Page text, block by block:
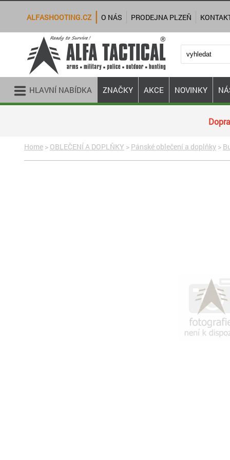
Home > OBLEČENÍ A DOPLŇKY > Pánské oblečení a doplňky >
HLAVNÍ NABÍDKA ZNAČKY AKCE NOVINKY
ALFASHOOTING.CZ O NÁS PRODEJNA PLZEŇ